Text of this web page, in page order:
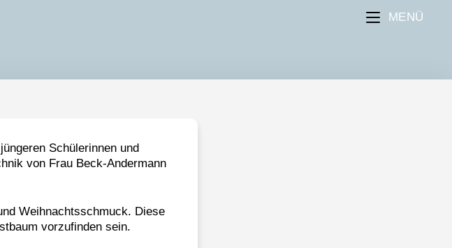
MENÜ
Schülerinnen und
von Frau Beck-Andermann
Weihnachtsschmuck. Diese
vorzufinden sein.